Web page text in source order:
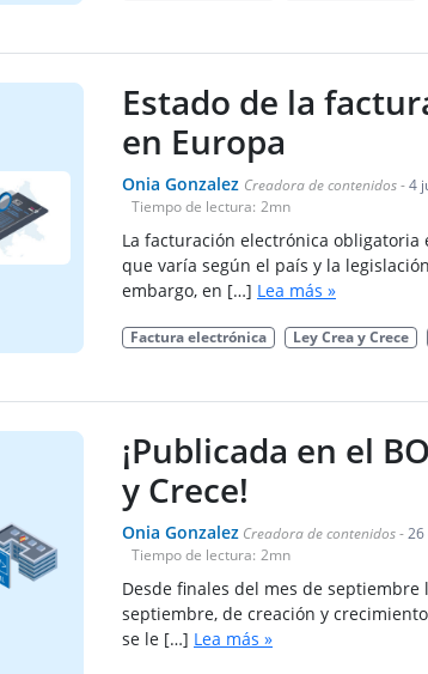
Estado de la
en Europa
Onia Gonzalez Creadora de contenidos - 4
Tiempo de lectura: 2mn
La facturación electrónica obligatoria
que varía según el país y la
embargo, en […] Lea más »
Factura electrónica Ley Crea y Crece
¡Publicada en el
y Crece!
Onia Gonzalez Creadora de contenidos - 26
Tiempo de lectura: 2mn
Desde finales del mes de septiembre
septiembre, de creación y
se le […] Lea más »